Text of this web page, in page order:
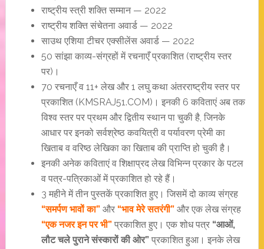
राष्ट्रीय स्त्री शक्ति सम्मान — 2022
राष्ट्रीय शक्ति संचेतना अवार्ड — 2022
साउथ एशिया टीचर एक्सीलेंस अवार्ड — 2022
50 सांझा काव्य-संग्रहों में रचनाएँ प्रकाशित (राष्ट्रीय स्तर
पर)।
70 रचनाएँ व 11+ लेख और 1 लघु कथा अंतरराष्ट्रीय स्तर पर
प्रकाशित (KMSRAJ51.COM)। इनकी 6 कविताएं अब तक
विश्व स्तर पर प्रथम और द्वितीय स्थान पा चुकी है, जिनके
आधार पर इनको सर्वश्रेष्ठ कवयित्री व पर्यावरण प्रेमी का
खिताब व वरिष्ठ लेखिका का खिताब की प्राप्ति हो चुकी है।
इनकी अनेक कविताएं व शिक्षाप्रद लेख विभिन्न प्रकार के पटल
व पत्र-पत्रिकाओं में प्रकाशित हो रहे हैं।
3 महीने में तीन पुस्तकें प्रकाशित हुए। जिसमें दो काव्य संग्रह
“समर्पण भावों का”और “भाव मेरे सतरंगी”और एक लेख संग्रह
“एक नजर इन पर भी”प्रकाशित हुए। एक शोध पत्र “आओं,
लौट चले पुराने संस्कारों की ओर”प्रकाशित हुआ। इनके लेख